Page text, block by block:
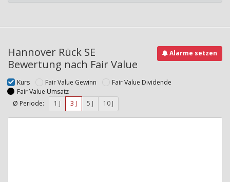
Hannover Rück SE
Bewertung nach Fair Value
Alarme setzen
Kurs Fair Value Gewinn
Fair Value Dividende
Fair Value Umsatz
Ø Periode:
1 J 3 J 5 J 10 J